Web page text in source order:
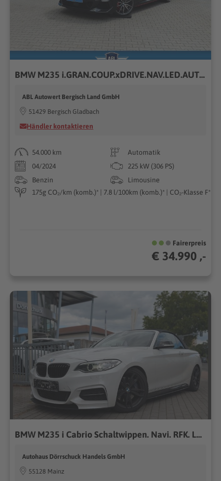
BMW M235 i.GRAN.COUP.xDRIVE.NAV.LED.AUTO.PDC.KAMERA.P
ABL Autowert Bergisch Land GmbH
51429 Bergisch Gladbach
Händler kontaktieren
54.000 km
Automatik
04/2024
225 kW (306 PS)
Benzin
Limousine
175g CO₂/km (komb.)* | 7.8 l/100km (komb.)* | CO₂-Klasse F*
Fairerpreis
€ 34.990 ,-
BMW M235 i Cabrio Schaltwippen. Navi. RFK. Leder.
Autohaus Dörrschuck Handels GmbH
55128 Mainz